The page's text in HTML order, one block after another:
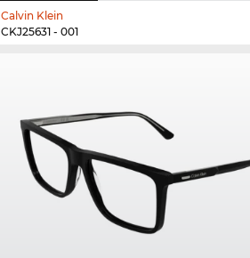
Calvin Klein
CKJ25631 - 001